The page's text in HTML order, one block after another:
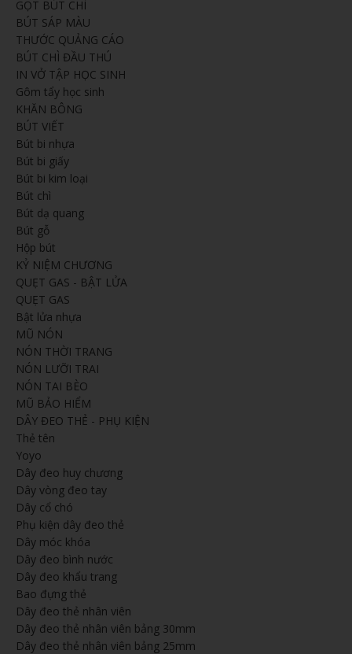
GỌT BÚT CHÌ
BÚT SÁP MÀU
THƯỚC QUẢNG CÁO
BÚT CHÌ ĐẦU THÚ
IN VỞ TẬP HỌC SINH
Gôm tẩy học sinh
KHĂN BÔNG
BÚT VIẾT
Bút bi nhựa
Bút bi giấy
Bút bi kim loại
Bút chì
Bút dạ quang
Bút gỗ
Hộp bút
KỶ NIỆM CHƯƠNG
QUẸT GAS - BẬT LỬA
QUẸT GAS
Bật lửa nhựa
MŨ NÓN
NÓN THỜI TRANG
NÓN LƯỠI TRAI
NÓN TAI BÈO
MŨ BẢO HIỂM
DÂY ĐEO THẺ - PHỤ KIỆN
Thẻ tên
Yoyo
Dây đeo huy chương
Dây vòng đeo tay
Dây cổ chó
Phụ kiện dây đeo thẻ
Dây móc khóa
Dây đeo bình nước
Dây đeo khẩu trang
Bao đựng thẻ
Dây đeo thẻ nhân viên
Dây đeo thẻ nhân viên bảng 30mm
Dây đeo thẻ nhân viên bảng 25mm